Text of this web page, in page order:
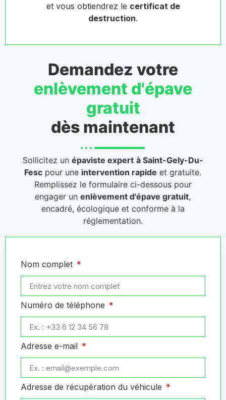
et vous obtiendrez le certificat de
destruction.
Demandez votre
enlèvement d'épave
gratuit
dès maintenant
Sollicitez un épaviste expert à Saint-Gely-Du-
Fesc pour une intervention rapide et gratuite.
Remplissez le formulaire ci-dessous pour
engager unenlèvement d'épave gratuit,
encadré, écologique et conforme à la
réglementation.
Nom complet
Numéro de téléphone
Adresse e-mail
Adresse de récupération du véhicule